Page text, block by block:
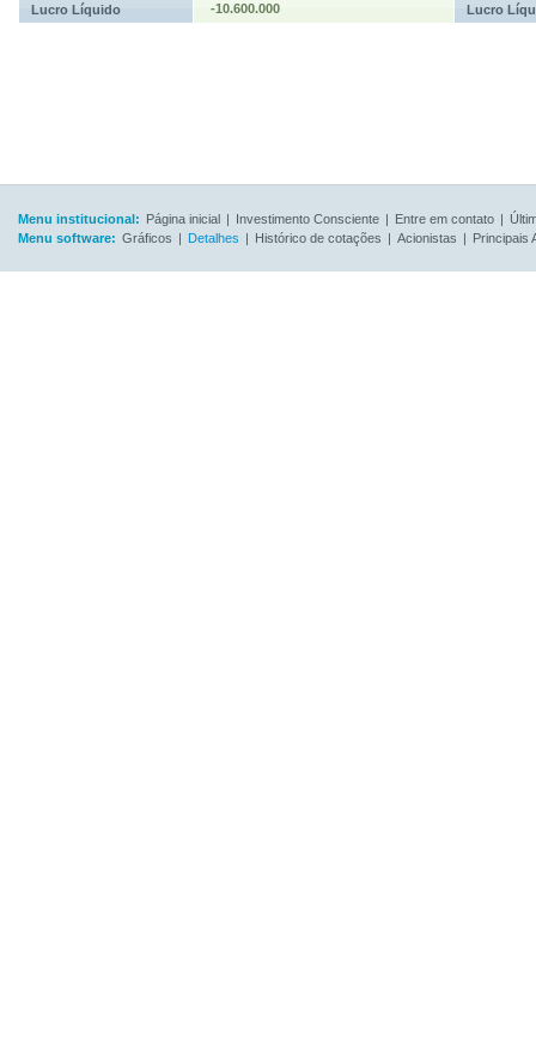
Lucro Líquido -10.600.000 Lucro
Menu institucional: Página inicial | Investimento Consciente | Entre em contato |
Menu software: Gráficos | Detalhes | Histórico de cotações | Acionistas | Principais